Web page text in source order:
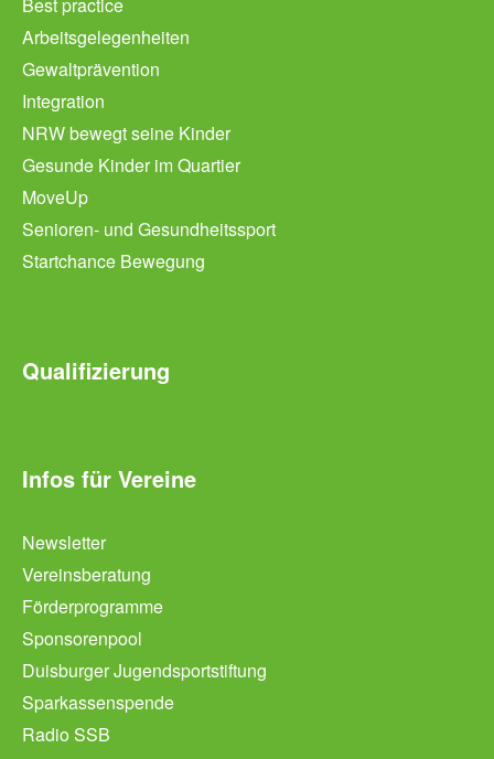
Best practice
Arbeitsgelegenheiten
Gewaltprävention
Integration
NRW bewegt seine Kinder
Gesunde Kinder im Quartier
MoveUp
Senioren- und Gesundheitssport
Startchance Bewegung
Qualifizierung
Infos für Vereine
Newsletter
Vereinsberatung
Förderprogramme
Sponsorenpool
Duisburger Jugendsportstiftung
Sparkassenspende
Radio SSB